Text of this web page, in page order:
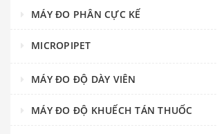
MÁY ĐO PHÂN CỰC KẾ
MICROPIPET
MÁY ĐO ĐỘ DÀY VIÊN
MÁY ĐO ĐỘ KHUẾCH TÁN THUỐC